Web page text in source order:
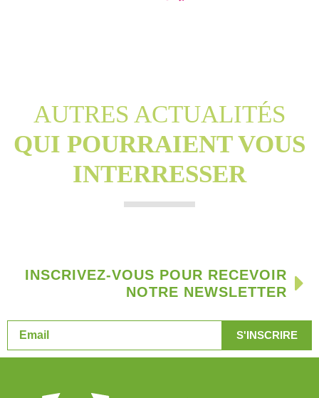
AUTRES ACTUALITÉS
QUI POURRAIENT VOUS
INTERRESSER
INSCRIVEZ-VOUS POUR RECEVOIR
NOTRE NEWSLETTER